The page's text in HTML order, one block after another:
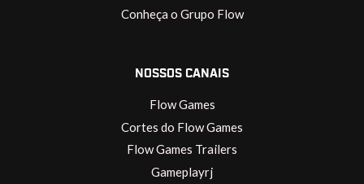
Conheça o Grupo Flow
NOSSOS CANAIS
Flow Games
Cortes do Flow Games
Flow Games Trailers
Gameplayrj